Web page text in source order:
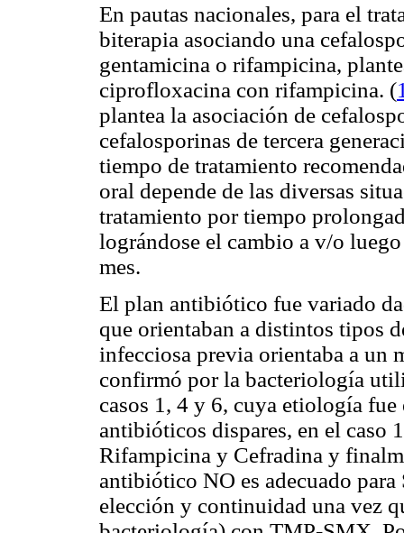
En pautas nacionales, para el
biterapia asociando una
gentamicina o rifampicina,
ciprofloxacina con rifampicina. (
plantea la asociación de
cefalosporinas de tercera
tiempo de tratamiento
oral depende de las diversas
tratamiento por tiempo
lográndose el cambio a v/o
mes.
El plan antibiótico fue variado
que orientaban a distintos tipos
infecciosa previa orientaba a un
confirmó por la bacteriología
casos 1, 4 y 6, cuya etiología
antibióticos dispares, en el caso
Rifampicina y Cefradina y
antibiótico NO es adecuado
elección y continuidad una vez